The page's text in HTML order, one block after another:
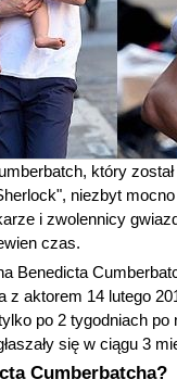
który
niezbyt
i zwolennicy
czas.
Benedicta
z aktorem 14 lutego
po 2 tygodniach
się w ciągu 3
Cumberbatcha?